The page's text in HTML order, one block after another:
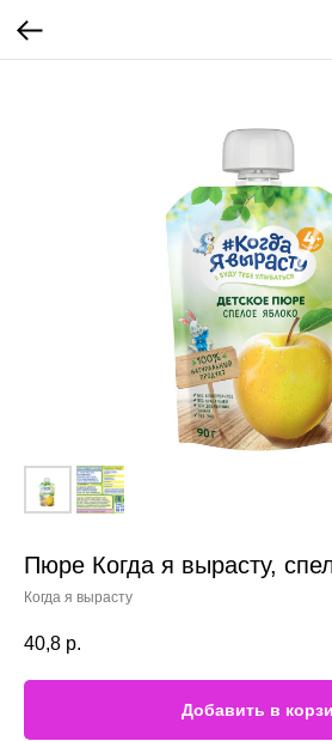
Пюре Когда я вырасту,
Когда я вырасту
40,8 р.
Добавить в